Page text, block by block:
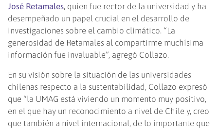
José Retamales, quien fue rector de la universidad y ha
desempeñado un papel crucial en el desarrollo de
investigaciones sobre el cambio climático. “La
generosidad de Retamales al compartirme muchísima
información fue invaluable”, agregó Collazo.
En su visión sobre la situación de las universidades
chilenas respecto a la sustentabilidad, Collazo expresó
que “la UMAG está viviendo un momento muy positivo,
en el que hay un reconocimiento a nivel de Chile y, creo
que también a nivel internacional, de lo importante que